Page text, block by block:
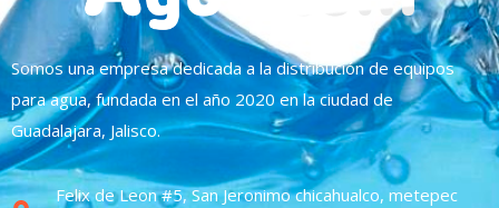
Somos una empresa dedicada a la distribución de equipos
para agua, fundada en el año 2020 en la ciudad de
Guadalajara, Jalisco.
Felix de Leon #5, San Jeronimo chicahualco, metepec